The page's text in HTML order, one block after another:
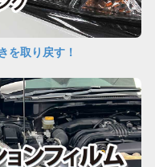
を取り戻す！